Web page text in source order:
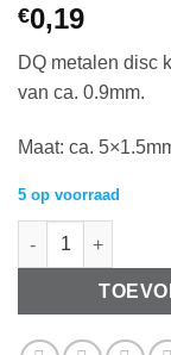
€0,19
DQ metalen disc
van ca. 0.9mm.
Maat: ca.
5 op voorraad
DQ metalen